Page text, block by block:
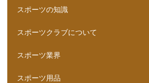
スポーツの知識
スポーツクラブについて
スポーツ業界
スポーツ用品